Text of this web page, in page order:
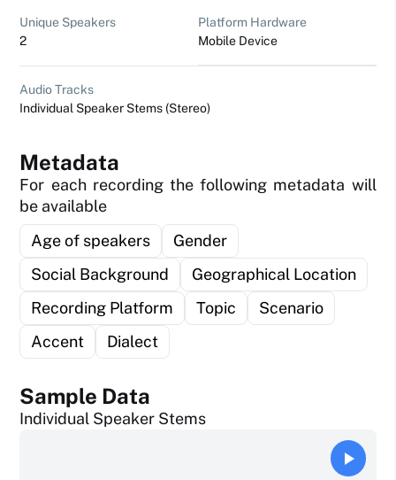
Unique Speakers
2
Platform Hardware
Mobile Device
Audio Tracks
Individual Speaker Stems (Stereo)
Metadata
For each recording the following metadata will
be available
Age of speakers
Gender
Social Background
Geographical Location
Recording Platform
Topic
Scenario
Accent
Dialect
Sample Data
Individual Speaker Stems